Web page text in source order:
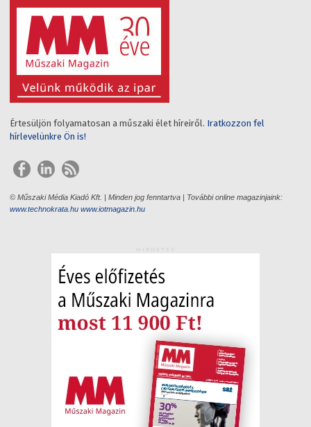
Értesüljön folyamatosan a műszaki élet híreiről. Iratkozzon fel
hírlevelünkre Ön is!
© Műszaki Média Kiadó Kft. | Minden jog fenntartva | További online magazinjaink:
www.technokrata.hu www.iotmagazin.hu
HIRDETÉS